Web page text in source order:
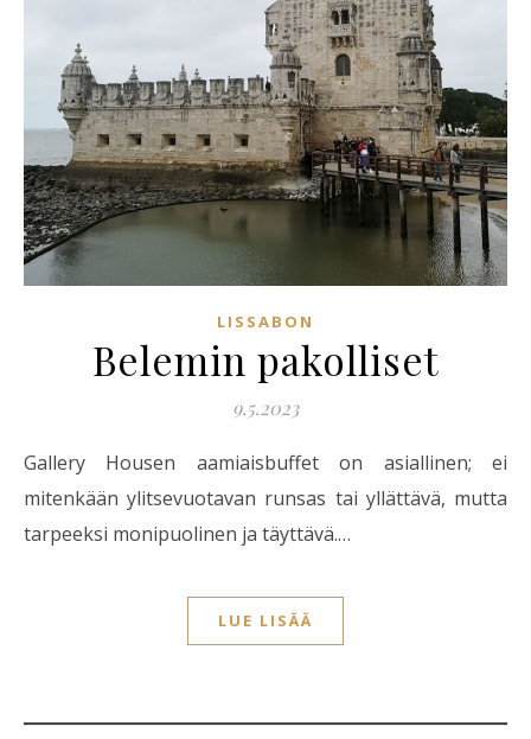
LISSABON
Belemin pakolliset
9.5.2023
Gallery Housen aamiaisbuffet on asiallinen; ei
mitenkään ylitsevuotavan runsas tai yllättävä, mutta
tarpeeksi monipuolinen ja täyttävä.…
LUE LISÄÄ